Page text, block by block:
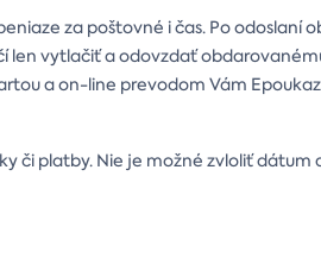
za poštovné i čas. Po odoslaní
len vytlačiť a odovzdať
a on-line prevodom Vám
či platby. Nie je možné zvloliť dátum